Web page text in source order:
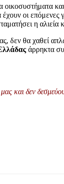
οι επόμενες
η
δεν θα χαθεί
άρρηκτα
και δεν